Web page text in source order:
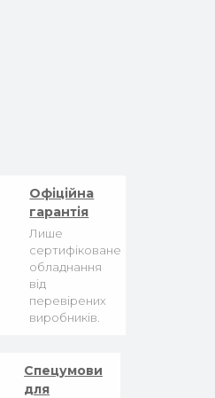
Офіційна
гарантія
Лише
сертифіковане
обладнання
від
перевірених
виробників.
Спецумови
для